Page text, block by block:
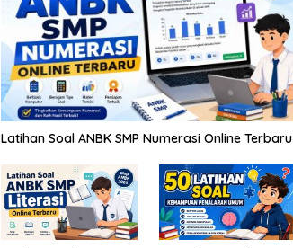
Latihan Soal ANBK SMP Numerasi Online Terbaru